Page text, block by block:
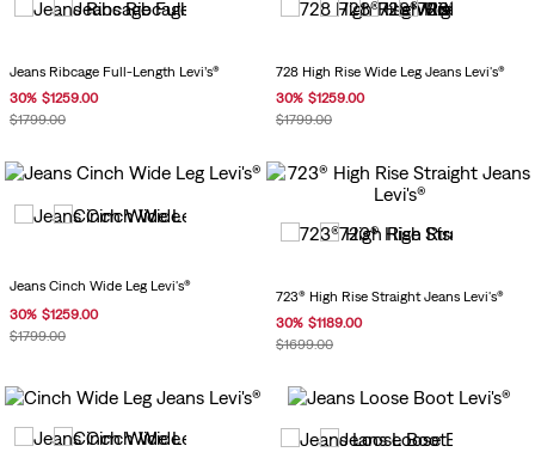
Jeans Ribcage Full-Length Levi’s®
30% $1259.00
$1799.00
728 High Rise Wide Leg Jeans Levi's®
30% $1259.00
$1799.00
Jeans Cinch Wide Leg Levi's®
30% $1259.00
$1799.00
723® High Rise Straight Jeans Levi's®
30% $1189.00
$1699.00